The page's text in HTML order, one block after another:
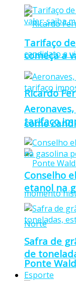
Ricardo
como
Ponte
Tarifaço
começa a
tarifaço
Conselho
etanol na
Safra de
de
Esporte